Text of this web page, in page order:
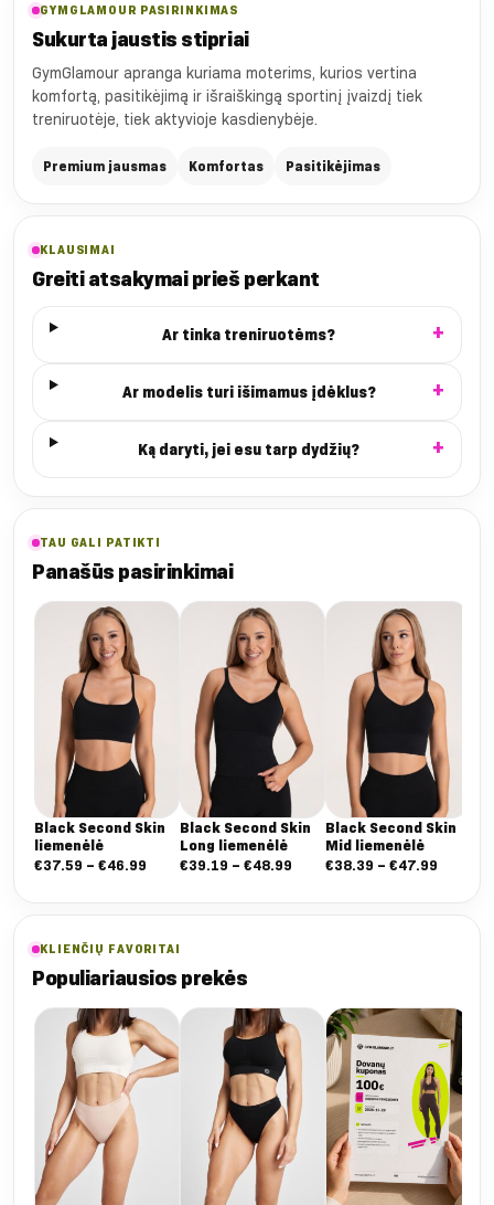
GYMGLAMOUR PASIRINKIMAS
Sukurta jaustis stipriai
GymGlamour apranga kuriama moterims, kurios vertina
komfortą, pasitikėjimą ir išraiškingą sportinį įvaizdį tiek
treniruotėje, tiek aktyvioje kasdienybėje.
Premium jausmas Komfortas Pasitikėjimas
KLAUSIMAI
Greiti atsakymai prieš perkant
Ar tinka treniruotėms?
Ar modelis turi išimamus įdėklus?
Ką daryti, jei esu tarp dydžių?
TAU GALI PATIKTI
Panašūs pasirinkimai
Black Second Skin
liemenėlė
€37.59 – €46.99
Black Second Skin
Long liemenėlė
€39.19 – €48.99
Black Second Skin
Mid liemenėlė
€38.39 – €47.99
KLIENČIŲ FAVORITAI
Populiariausios prekės